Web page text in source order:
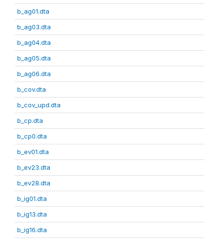
b_ag01.dta
b_ag03.dta
b_ag04.dta
b_ag05.dta
b_ag06.dta
b_cov.dta
b_cov_upd.dta
b_cp.dta
b_cp0.dta
b_ev01.dta
b_ev23.dta
b_ev28.dta
b_ig01.dta
b_ig13.dta
b_ig16.dta